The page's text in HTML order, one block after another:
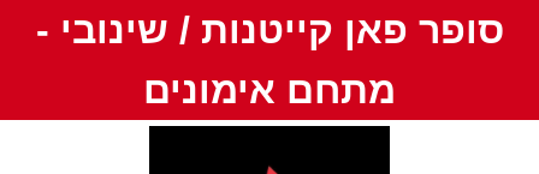
סופר פאן קייטנות / שינובי -
מתחם אימונים